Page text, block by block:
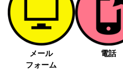
メール
フォーム
電話